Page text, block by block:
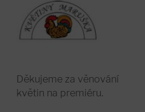
Děkujeme za věnování
květin na premiéru.